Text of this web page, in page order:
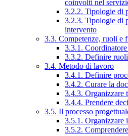
coinvolti nel
3.2.2. Tipologie di
3.2.3. Tipologie di
intervento
3.3. Competenze, ruoli e
3.3.1.
3.3.2. Definire
3.4. Metodo di lavoro
3.4.1. Definire
3.4.2. Curare la
3.4.3. Organizzare
3.4.4. Prendere
3.5. Il processo
3.5.1. Organizzare
3.5.2.